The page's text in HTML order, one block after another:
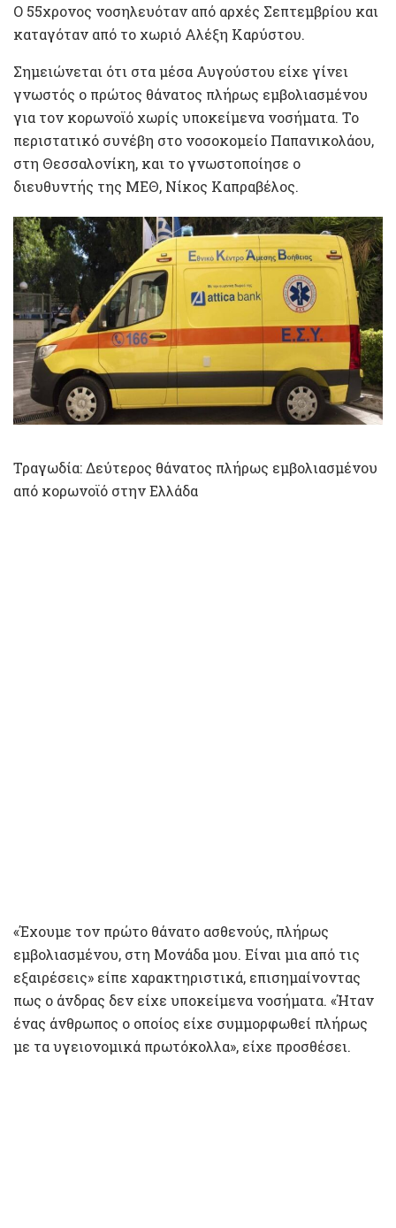
O 55χρονος νοσηλευόταν από αρχές Σεπτεμβρίου και
καταγόταν από το χωριό Αλέξη Καρύστου.
Σημειώνεται ότι στα μέσα Αυγούστου είχε γίνει
γνωστός ο πρώτος θάνατος πλήρως εμβολιασμένου
για τον κορωνοϊό χωρίς υποκείμενα νοσήματα. Το
περιστατικό συνέβη στο νοσοκομείο Παπανικολάου,
στη Θεσσαλονίκη, και το γνωστοποίησε ο
διευθυντής της ΜΕΘ, Νίκος Καπραβέλος.
Τραγωδία: Δεύτερος θάνατος πλήρως εμβολιασμένου
από κορωνοϊό στην Ελλάδα
«Έχουμε τον πρώτο θάνατο ασθενούς, πλήρως
εμβολιασμένου, στη Μονάδα μου. Είναι μια από τις
εξαιρέσεις» είπε χαρακτηριστικά, επισημαίνοντας
πως ο άνδρας δεν είχε υποκείμενα νοσήματα. «Ήταν
ένας άνθρωπος ο οποίος είχε συμμορφωθεί πλήρως
με τα υγειονομικά πρωτόκολλα», είχε προσθέσει.